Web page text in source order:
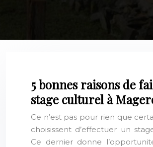
5 bonnes raisons de
stage culturel à
Ce n’est pas pour rien que
choisissent d’effectuer un
Ce dernier donne